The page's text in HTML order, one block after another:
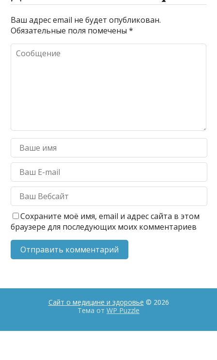
Ваш адрес email не будет опубликован.
Обязательные поля помечены*
Сохраните моё имя, email и адрес сайта в этом
браузере для последующих моих комментариев
Сайт о медицине и здоровье © 2026
Тема от WP Puzzle